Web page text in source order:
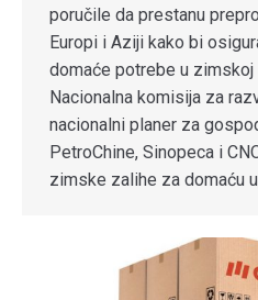
poručile da prestanu
Europi i Aziji kako bi
domaće potrebe u zimskoj
Nacionalna komisija za
nacionalni planer za
PetroChine, Sinopeca i
zimske zalihe za domaću